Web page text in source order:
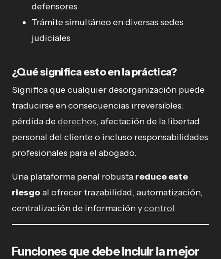
defensores
Trámite simultáneo en diversas sedes
judiciales
¿Qué significa esto en la práctica?
Significa que cualquier desorganización puede
traducirse en consecuencias irreversibles:
pérdida dederechos, afectación de la libertad
personal del cliente o incluso responsabilidades
profesionales para el abogado.
Una plataforma penal robusta reduce este
riesgo al ofrecer trazabilidad, automatización,
centralización de información ycontrol.
Funciones que debe incluir la mejor